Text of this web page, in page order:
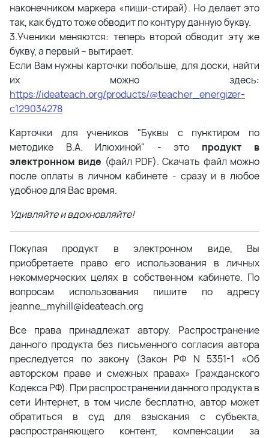
наконечником маркера «пиши-стирай). Но делает это
так, как будто тоже обводит по контуру данную букву.
3.Ученики меняются: теперь второй обводит эту же
букву, а первый – вытирает.
Если Вам нужны карточки побольше, для доски, найти
их можно здесь:
https://ideateach.org/products/@teacher_energizer-
c129034278
Карточки для учеников "Буквы с пунктиром по
методике В.А. Илюхиной" - это продукт в
электронном виде (файл PDF). Скачать файл можно
после оплаты в личном кабинете - сразу и в любое
удобное для Вас время.
Удивляйте и вдохновляйте!
Покупая продукт в электронном виде, Вы
приобретаете право его использования в личных
некоммерческих целях в собственном кабинете. По
вопросам использования пишите по адресу
jeanne_myhill@ideateach.org
Все права принадлежат автору. Распространение
данного продукта без письменного согласия автора
преследуется по закону (Закон РФ N 5351-1 «Об
авторском праве и смежных правах» Гражданского
Кодекса РФ). При распространении данного продукта в
сети Интернет, в том числе бесплатно, автор может
обратиться в суд для взыскания с субъекта,
распространяющего контент, компенсации за